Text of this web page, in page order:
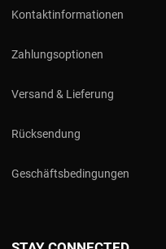
Kontaktinformationen
Zahlungsoptionen
Versand & Lieferung
Rücksendung
Geschäftsbedingungen